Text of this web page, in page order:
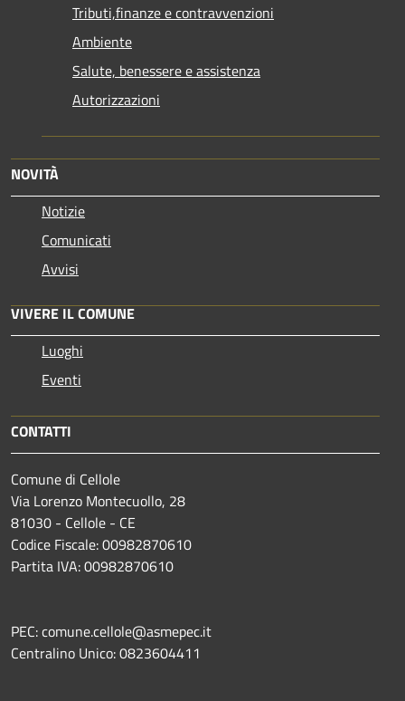
Tributi,finanze e contravvenzioni
Ambiente
Salute, benessere e assistenza
Autorizzazioni
NOVITÀ
Notizie
Comunicati
Avvisi
VIVERE IL COMUNE
Luoghi
Eventi
CONTATTI
Comune di Cellole
Via Lorenzo Montecuollo, 28
81030 - Cellole - CE
Codice Fiscale: 00982870610
Partita IVA: 00982870610
PEC: comune.cellole@asmepec.it
Centralino Unico: 0823604411